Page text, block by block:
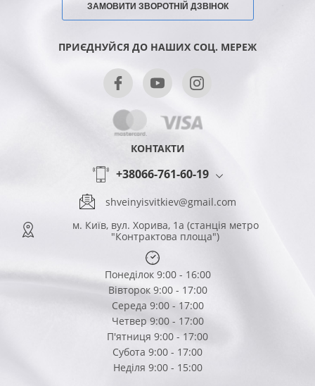
ЗАМОВИТИ ЗВОРОТНІЙ ДЗВІНОК
ПРИЄДНУЙСЯ ДО НАШИХ СОЦ. МЕРЕЖ
КОНТАКТИ
+38066-761-60-19
shveinyisvitkiev@gmail.com
м. Київ, вул. Хорива, 1а (станція метро
"Контрактова площа")
Понеділок 9:00 - 16:00
Вівторок 9:00 - 17:00
Середа 9:00 - 17:00
Четвер 9:00 - 17:00
П'ятниця 9:00 - 17:00
Субота 9:00 - 17:00
Неділя 9:00 - 15:00